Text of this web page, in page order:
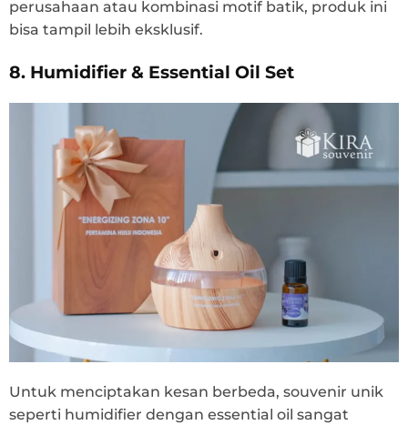
perusahaan atau kombinasi motif batik, produk ini
bisa tampil lebih eksklusif.
8. Humidifier & Essential Oil Set
Untuk menciptakan kesan berbeda, souvenir unik
seperti humidifier dengan essential oil sangat